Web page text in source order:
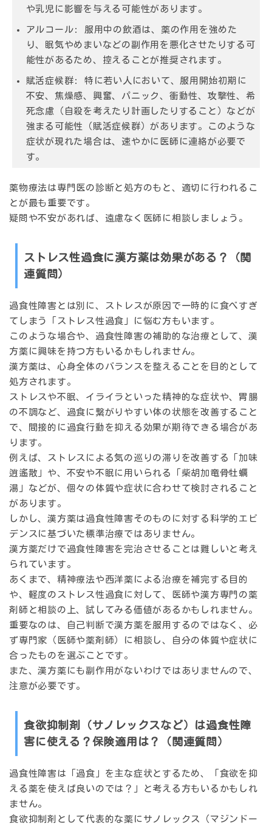
や乳児に影響を与える可能性があります。
アルコール:
服用中の飲酒は、薬の作用を強めた
り、眠気やめまいなどの副作用を悪化させたりする可
能性があるため、控えることが推奨されます。
賦活症候群:
特に若い人において、服用開始初期に
不安、焦燥感、興奮、パニック、衝動性、攻撃性、希
死念慮（自殺を考えたり計画したりすること）などが
強まる可能性（賦活症候群）があります。このような
症状が現れた場合は、速やかに医師に連絡が必要で
す。
薬物療法は専門医の診断と処方のもと、適切に行われるこ
とが最も重要です。
疑問や不安があれば、遠慮なく医師に相談しましょう。
ストレス性過食に漢方薬は効果がある？（関
連質問）
過食性障害とは別に、ストレスが原因で一時的に食べすぎ
てしまう「ストレス性過食」に悩む方もいます。
このような場合や、過食性障害の補助的な治療として、漢
方薬に興味を持つ方もいるかもしれません。
漢方薬は、心身全体のバランスを整えることを目的として
処方されます。
ストレスや不眠、イライラといった精神的な症状や、胃腸
の不調など、過食に繋がりやすい体の状態を改善すること
で、間接的に過食行動を抑える効果が期待できる場合があ
ります。
例えば、ストレスによる気の巡りの滞りを改善する「加味
逍遙散」や、不安や不眠に用いられる「柴胡加竜骨牡蠣
湯」などが、個々の体質や症状に合わせて検討されること
があります。
しかし、漢方薬は過食性障害そのものに対する科学的エビ
デンスに基づいた標準治療ではありません。
漢方薬だけで過食性障害を完治させることは難しいと考え
られています。
あくまで、精神療法や西洋薬による治療を補完する目的
や、軽度のストレス性過食に対して、医師や漢方専門の薬
剤師と相談の上、試してみる価値があるかもしれません。
重要なのは、自己判断で漢方薬を服用するのではなく、必
ず専門家（医師や薬剤師）に相談し、自分の体質や症状に
合ったものを選ぶことです。
また、漢方薬にも副作用がないわけではありませんので、
注意が必要です。
食欲抑制剤（サノレックスなど）は過食性障
害に使える？保険適用は？（関連質問）
過食性障害は「過食」を主な症状とするため、「食欲を抑
える薬を使えば良いのでは？」と考える方もいるかもしれ
ません。
食欲抑制剤として代表的な薬にサノレックス（マジンドー